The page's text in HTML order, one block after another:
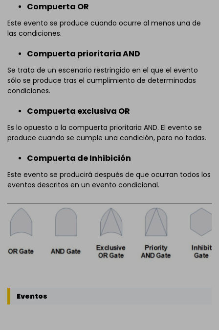
Compuerta OR
Este evento se produce cuando ocurre al menos una de
las condiciones.
Compuerta prioritaria AND
Se trata de un escenario restringido en el que el evento
sólo se produce tras el cumplimiento de determinadas
condiciones.
Compuerta exclusiva OR
Es lo opuesto a la compuerta prioritaria AND. El evento se
produce cuando se cumple una condición, pero no todas.
Compuerta de Inhibición
Este evento se producirá después de que ocurran todos los
eventos descritos en un evento condicional.
Eventos